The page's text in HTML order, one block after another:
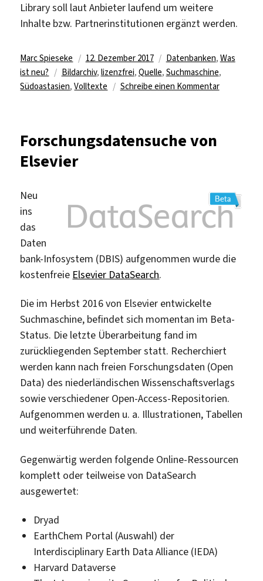
Library soll laut Anbieter laufend um weitere
Inhalte bzw. Partnerinstitutionen ergänzt werden.
Autor
Marc Spieseke
Veröffentlicht
am
12. Dezember 2017 Kategorien
Datenbanken, Was
ist neu?
Schlagwörter
Bildarchiv, lizenzfrei, Quelle, Suchmaschine,
Südoastasien,Volltexte Schreibe einen Kommentarzu
Forschungsdatensuche von
Elsevier
Neu
ins
das
Daten
bank-Infosystem (DBIS) aufgenommen wurde die
kostenfreie Elsevier DataSearch.
Die im Herbst 2016 von Elsevier entwickelte
Suchmaschine, befindet sich momentan im Beta-
Status. Die letzte Überarbeitung fand im
zurückliegenden September statt. Recherchiert
werden kann nach freien Forschungsdaten (Open
Data) des niederländischen Wissenschaftsverlags
sowie verschiedener Open-Access-Repositorien.
Aufgenommen werden u. a. Illustrationen, Tabellen
und weiterführende Daten.
Gegenwärtig werden folgende Online-Ressourcen
komplett oder teilweise von DataSearch
ausgewertet:
Dryad
EarthChem Portal (Auswahl) der
Interdisciplinary Earth Data Alliance (IEDA)
Harvard Dataverse